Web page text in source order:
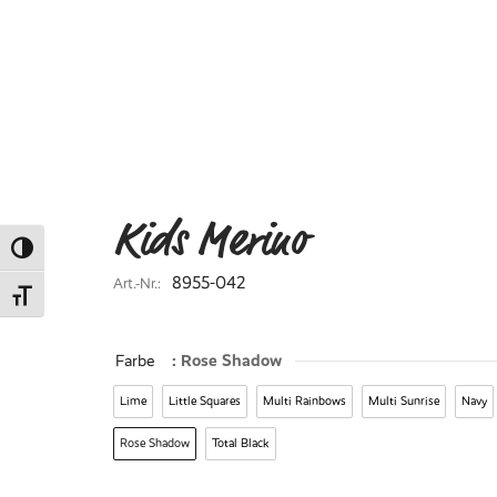
Umschalten auf hohe Kontraste
Schrift vergrößern
Kids Merino
Art.-Nr.: 8955-042
Farbe : Rose Shadow
Lime Little Squares Multi Rainbows Multi Sunrise Navy
Rose Shadow Total Black